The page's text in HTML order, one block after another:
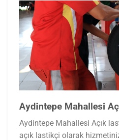
Aydintepe Mahallesi
Aydintepe Mahallesi Açık
açık lastikçi olarak